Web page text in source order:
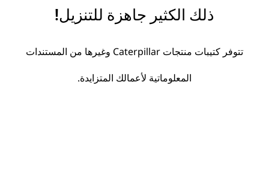
ذلك الكثير جاهزة للتنزيل!
تتوفر كتيبات منتجات Caterpillar وغيرها من المستندات
المعلوماتية لأعمالك المتزايدة.